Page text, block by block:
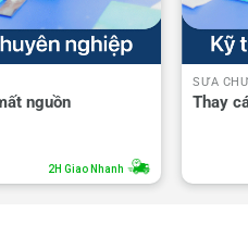
nguồn
2H Giao Nhanh
SỬA
Thay